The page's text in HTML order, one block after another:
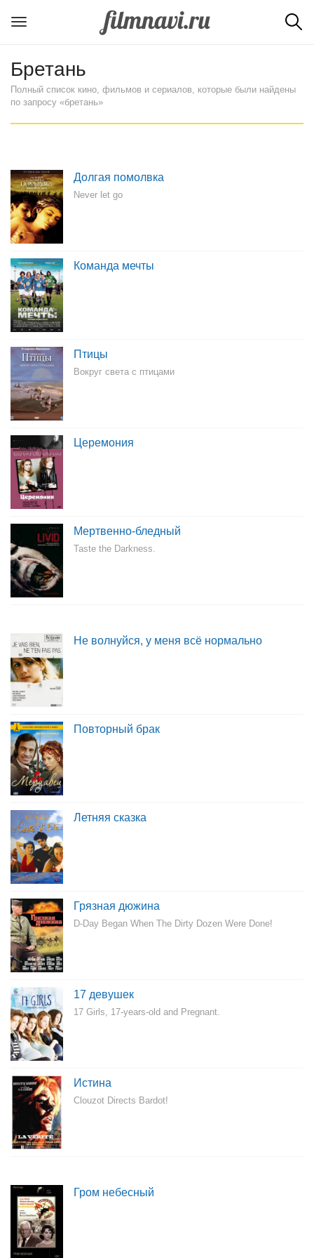
Бретань
Полный список кино, фильмов и сериалов, которые были найдены
по запросу «бретань»
Долгая помолвка
Never let go
Команда мечты
Птицы
Вокруг света с птицами
Церемония
Мертвенно-бледный
Taste the Darkness.
Не волнуйся, у меня всё нормально
Повторный брак
Летняя сказка
Грязная дюжина
D-Day Began When The Dirty Dozen Were Done!
17 девушек
17 Girls, 17-years-old and Pregnant.
Истина
Clouzot Directs Bardot!
Гром небесный